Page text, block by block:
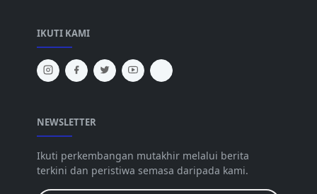
IKUTI KAMI
NEWSLETTER
Ikuti perkembangan mutakhir melalui berita
terkini dan peristiwa semasa daripada kami.